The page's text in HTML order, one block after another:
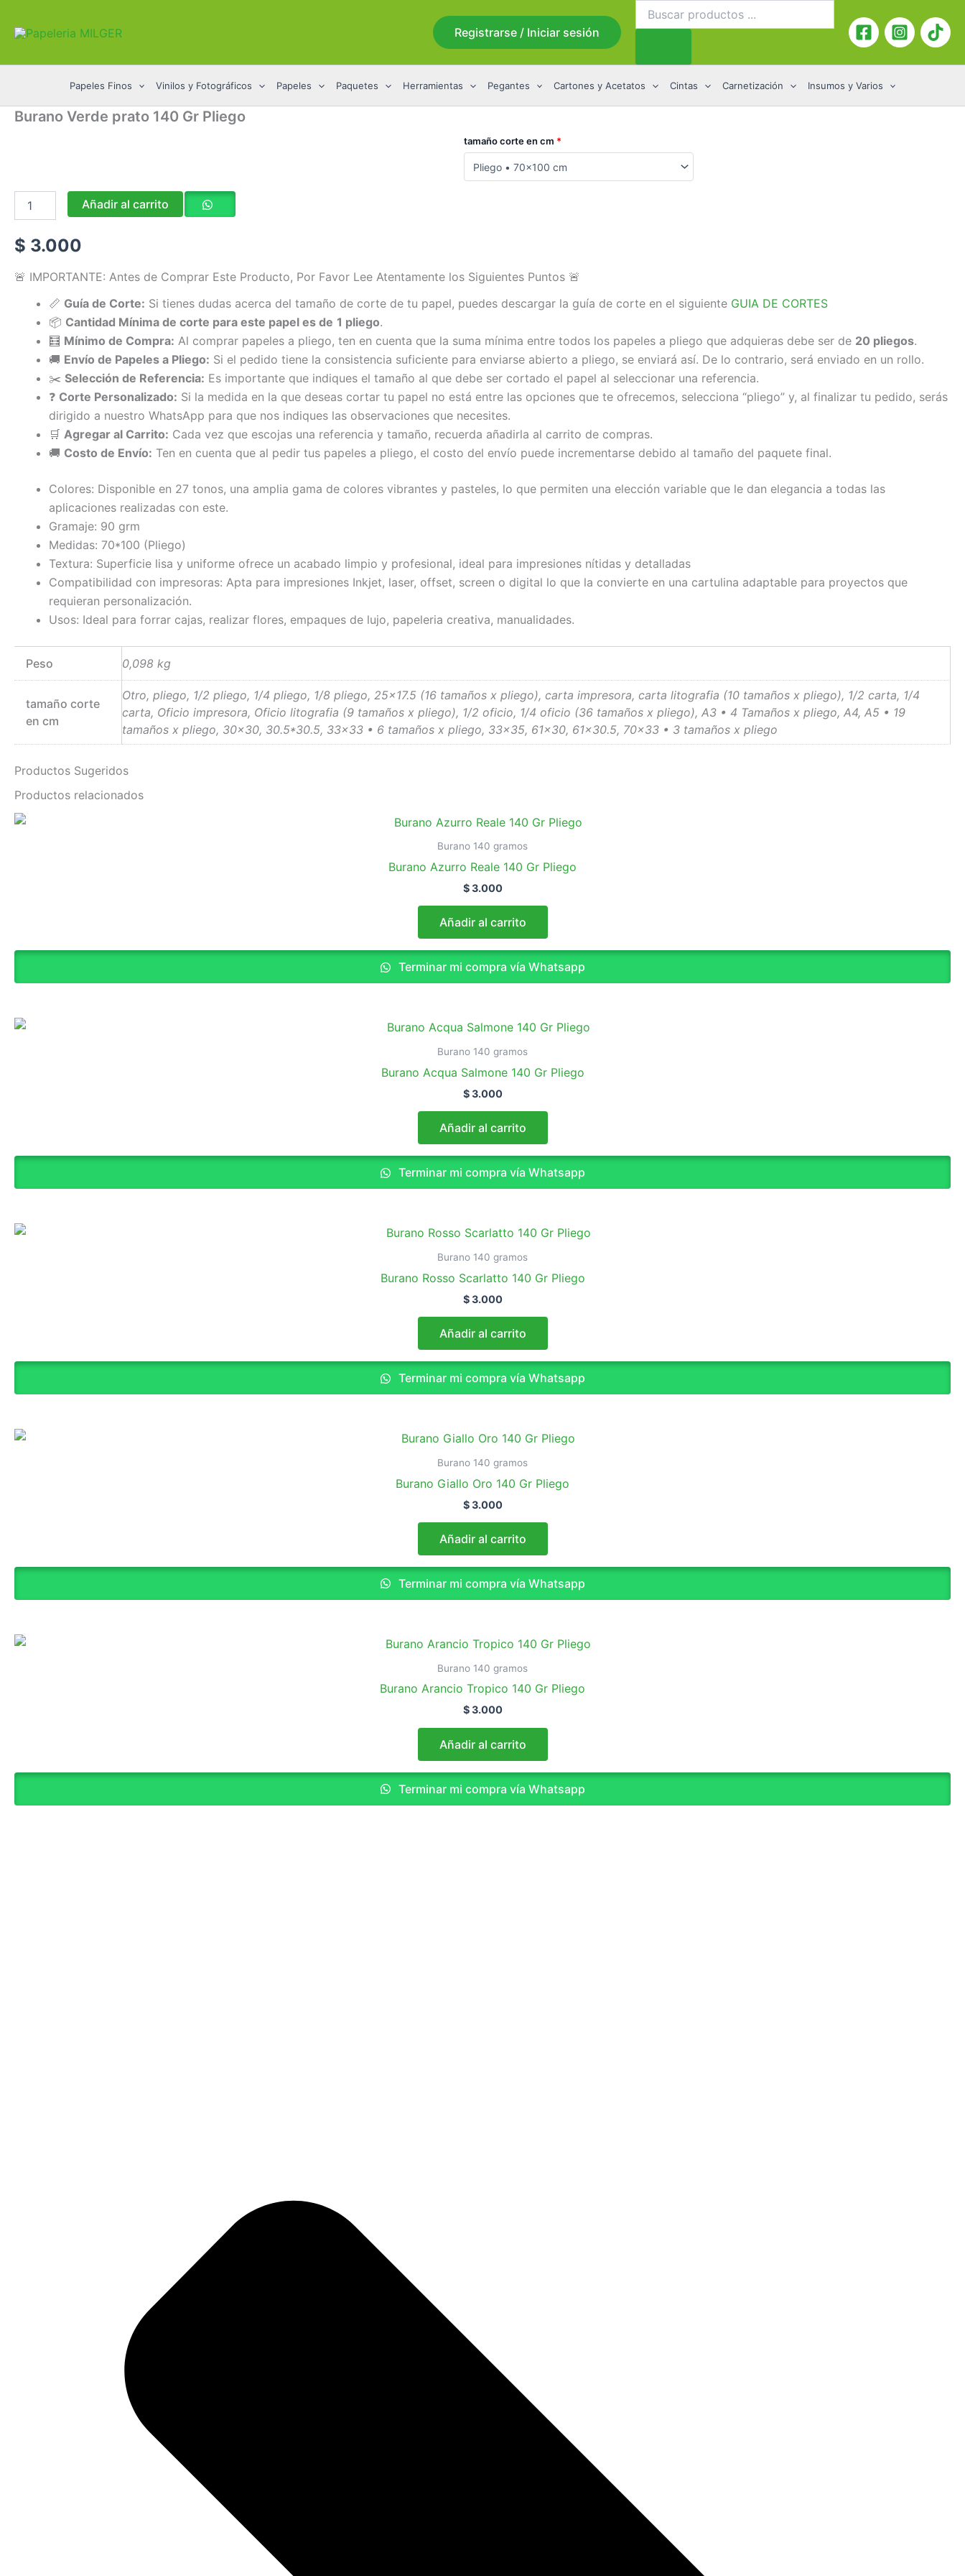
Registrarse / Iniciar sesión
Papeles Finos Vinilos y Fotográficos Papeles Paquetes Herramientas Pegantes Cartones y Acetatos Cintas Carnetización Insumos y Varios
Burano Verde prato 140 Gr Pliego
tamaño corte en cm *
Burano
cantidad
Añadir al carrito
$ 3.000
🚨 IMPORTANTE: Antes de Comprar Este Producto, Por Favor Lee Atentamente los Siguientes Puntos 🚨
📏 Guía de Corte: Si tienes dudas acerca del tamaño de corte de tu papel, puedes descargar la guía de corte en el siguiente GUIA DE CORTES
📦 Cantidad Mínima de corte para este papel es de 1 pliego.
🧮 Mínimo de Compra: Al comprar papeles a pliego, ten en cuenta que la suma mínima entre todos los papeles a pliego que adquieras debe ser de 20 pliegos.
🚚 Envío de Papeles a Pliego: Si el pedido tiene la consistencia suficiente para enviarse abierto a pliego, se enviará así. De lo contrario, será enviado en un rollo.
✂️ Selección de Referencia: Es importante que indiques el tamaño al que debe ser cortado el papel al seleccionar una referencia.
❓ Corte Personalizado: Si la medida en la que deseas cortar tu papel no está entre las opciones que te ofrecemos, selecciona “pliego” y, al finalizar tu pedido, serás
dirigido a nuestro WhatsApp para que nos indiques las observaciones que necesites.
🛒 Agregar al Carrito: Cada vez que escojas una referencia y tamaño, recuerda añadirla al carrito de compras.
🚚 Costo de Envío: Ten en cuenta que al pedir tus papeles a pliego, el costo del envío puede incrementarse debido al tamaño del paquete final.
Colores: Disponible en 27 tonos, una amplia gama de colores vibrantes y pasteles, lo que permiten una elección variable que le dan elegancia a todas las
aplicaciones realizadas con este.
Gramaje: 90 grm
Medidas: 70*100 (Pliego)
Textura: Superficie lisa y uniforme ofrece un acabado limpio y profesional, ideal para impresiones nítidas y detalladas
Compatibilidad con impresoras: Apta para impresiones Inkjet, laser, offset, screen o digital lo que la convierte en una cartulina adaptable para proyectos que
requieran personalización.
Usos: Ideal para forrar cajas, realizar flores, empaques de lujo, papeleria creativa, manualidades.
Peso 0,098 kg
tamaño corte
en cm
Otro, pliego, 1/2 pliego, 1/4 pliego, 1/8 pliego, 25×17.5 (16 tamaños x pliego), carta impresora, carta litografia (10 tamaños x pliego), 1/2 carta, 1/4
carta, Oficio impresora, Oficio litografia (9 tamaños x pliego), 1/2 oficio, 1/4 oficio (36 tamaños x pliego), A3 • 4 Tamaños x pliego, A4, A5 • 19
tamaños x pliego, 30×30, 30.5*30.5, 33×33 • 6 tamaños x pliego, 33×35, 61×30, 61×30.5, 70×33 • 3 tamaños x pliego
Productos Sugeridos
Productos relacionados
Burano 140 gramos
Burano Azurro Reale 140 Gr Pliego
$3.000
Añadir al carrito
Terminar mi compra vía Whatsapp
Burano 140 gramos
Burano Acqua Salmone 140 Gr Pliego
$3.000
Añadir al carrito
Terminar mi compra vía Whatsapp
Burano 140 gramos
Burano Rosso Scarlatto 140 Gr Pliego
$3.000
Añadir al carrito
Terminar mi compra vía Whatsapp
Burano 140 gramos
Burano Giallo Oro 140 Gr Pliego
$3.000
Añadir al carrito
Terminar mi compra vía Whatsapp
Burano 140 gramos
Burano Arancio Tropico 140 Gr Pliego
$3.000
Añadir al carrito
Terminar mi compra vía Whatsapp